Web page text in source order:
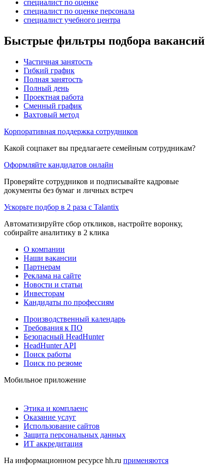
специалист по оценке
специалист по оценке персонала
специалист учебного центра
Быстрые фильтры подбора вакансий
Частичная занятость
Гибкий график
Полная занятость
Полный день
Проектная работа
Сменный график
Вахтовый метод
Корпоративная поддержка сотрудников
Какой соцпакет вы предлагаете семейным сотрудникам?
Оформляйте кандидатов онлайн
Проверяйте сотрудников и подписывайте кадровые
документы без бумаг и личных встреч
Ускорьте подбор в 2 раза с Talantix
Автоматизируйте сбор откликов, настройте воронку,
собирайте аналитику в 2 клика
О компании
Наши вакансии
Партнерам
Реклама на сайте
Новости и статьи
Инвесторам
Кандидаты по профессиям
Производственный календарь
Требования к ПО
Безопасный HeadHunter
HeadHunter API
Поиск работы
Поиск по резюме
Мобильное приложение
Этика и комплаенс
Оказание услуг
Использование сайтов
Защита персональных данных
ИТ аккредитация
На информационном ресурсе hh.ru применяются